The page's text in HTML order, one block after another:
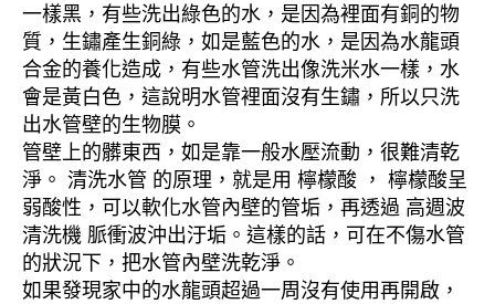
一樣黑，有些洗出綠色的水，是因為裡面有銅的物
質，生鏽產生銅綠，如是藍色的水，是因為水龍頭
合金的養化造成，有些水管洗出像洗米水一樣，水
會是黃白色，這說明水管裡面沒有生鏽，所以只洗
出水管壁的生物膜。
管壁上的髒東西，如是靠一般水壓流動，很難清乾
淨。 清洗水管 的原理，就是用 檸檬酸 ， 檸檬酸呈
弱酸性，可以軟化水管內壁的管垢，再透過 高週波
清洗機 脈衝波沖出汙垢。這樣的話，可在不傷水管
的狀況下，把水管內壁洗乾淨。
如果發現家中的水龍頭超過一周沒有使用再開啟，